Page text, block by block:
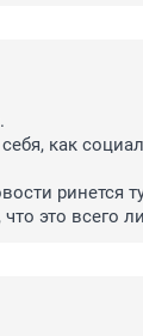
как
ринется
это всего